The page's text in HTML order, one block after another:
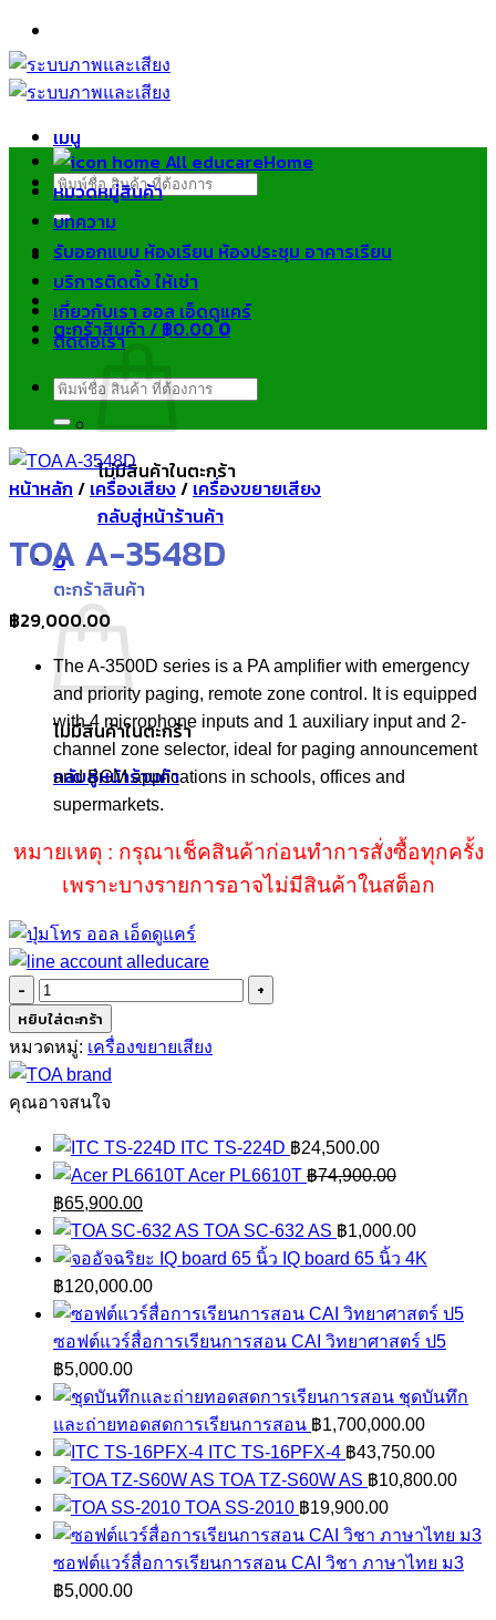
ข้าม
ไป
ยัง
เมนู
ค้นหา:
ตะกร้าสินค้า /฿0.000
ไม่มีสินค้าในตะกร้า
กลับสู่หน้าร้านค้า
0
ตะกร้าสินค้า
ไม่มีสินค้าในตะกร้า
กลับสู่หน้าร้านค้า
Home
หมวดหมู่สินค้า
บทความ
รับออกแบบ ห้องเรียน ห้องประชุม อาคารเรียน
บริการติดตั้ง ให้เช่า
เกี่ยวกับเรา ออล เอ็ดดูแคร์
ติดต่อเรา
ค้นหา:
หน้าหลัก / เครื่องเสียง/ เครื่องขยายเสียง
TOA A-3548D
฿29,000.00
The A-3500D series is a PA amplifier with emergency
and priority paging, remote zone control. It is equipped
with 4 microphone inputs and 1 auxiliary input and 2-
channel zone selector, ideal for paging announcement
and BGM applications in schools, offices and
supermarkets.
หมายเหตุ : กรุณาเช็คสินค้าก่อนทำการสั่งซื้อทุกครั้ง
เพราะบางรายการอาจไม่มีสินค้าในสต็อก
จำนวน
TOA
A-
3548D
ชิ้น
หยิบใส่ตะกร้า
หมวดหมู่: เครื่องขยายเสียง
คุณอาจสนใจ
ITC TS-224D ฿24,500.00
Acer PL6610T ฿74,900.00
Original
price
was:
฿74,900.00.
฿65,900.00Current
price
is:
฿65,900.00.
TOA SC-632 AS ฿1,000.00
IQ board 65 นิ้ว 4K
฿120,000.00
ซอฟต์แวร์สื่อการเรียนการสอน CAI วิทยาศาสตร์ ป5
฿5,000.00
ชุดบันทึก
และถ่ายทอดสดการเรียนการสอน ฿1,700,000.00
ITC TS-16PFX-4 ฿43,750.00
TOA TZ-S60W AS ฿10,800.00
TOA SS-2010 ฿19,900.00
ซอฟต์แวร์สื่อการเรียนการสอน CAI วิชา ภาษาไทย ม3
฿5,000.00